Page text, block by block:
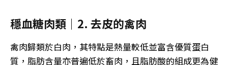
穩血糖肉類｜2. 去皮的禽肉
禽肉歸類於白肉，其特點是熱量較低並富含優質蛋白
質，脂肪含量亦普遍低於畜肉，且脂肪酸的組成更為健